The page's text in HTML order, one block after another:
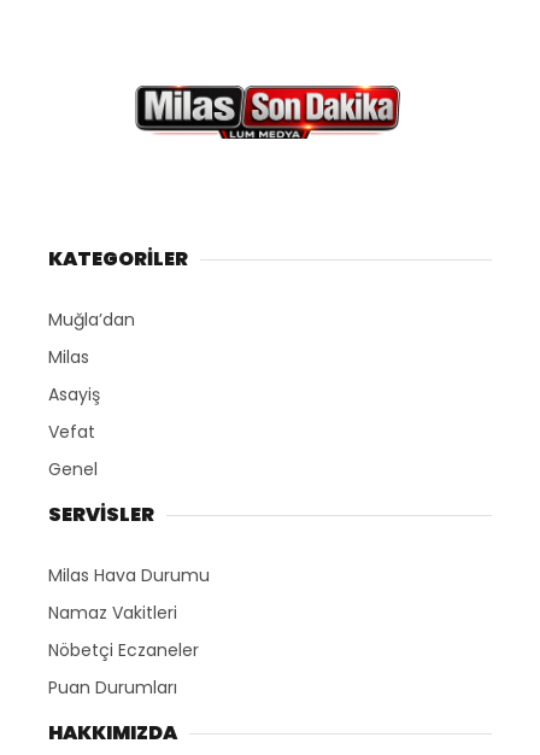
KATEGORİLER
Muğla’dan
Milas
Asayiş
Vefat
Genel
SERVİSLER
Milas Hava Durumu
Namaz Vakitleri
Nöbetçi Eczaneler
Puan Durumları
HAKKIMIZDA